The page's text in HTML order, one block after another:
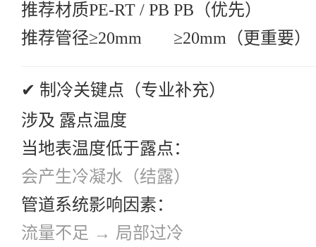
推荐材质PE-RT / PB PB（优先）
推荐管径≥20mm ≥20mm（更重要）
✔ 制冷关键点（专业补充）
涉及 露点温度
当地表温度低于露点：
会产生冷凝水（结露）
管道系统影响因素：
流量不足 → 局部过冷